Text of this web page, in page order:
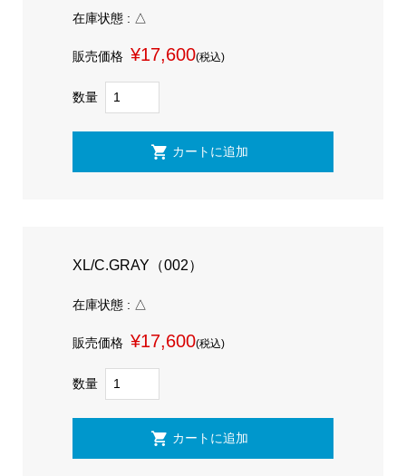
在庫状態 : △
販売価格 ¥17,600(税込)
数量
XL/C.GRAY（002）
在庫状態 : △
販売価格 ¥17,600(税込)
数量